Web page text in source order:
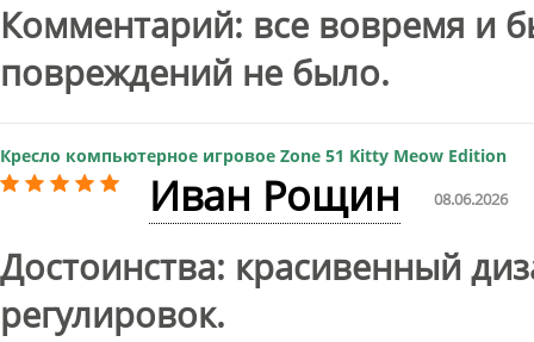
Комментарий: все вовремя и
повреждений не было.
Кресло компьютерное игровое Zone 51 Kitty Meow Edition
Иван Рощин 08.06.2026
Достоинства: красивенный
регулировок.